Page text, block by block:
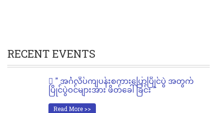
RECENT EVENTS
" အင်္ဂလိပ်ကျပန်းစကားပြောပြိုင်ပွဲ အတွက်
ပြိုင်ပွဲဝင်များအား ဖိတ်ခေါ်ခြင်း "
Read More >>